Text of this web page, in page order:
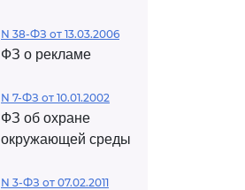
N 38-ФЗ от 13.03.2006
ФЗ о рекламе
N 7-ФЗ от 10.01.2002
ФЗ об охране
окружающей среды
N 3-ФЗ от 07.02.2011